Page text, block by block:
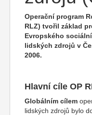
Operační program
RLZ) tvořil základ
Evropského
lidských zdrojů v
2006.
Hlavní cíle OP
Globálním cílem
lidských zdrojů bylo